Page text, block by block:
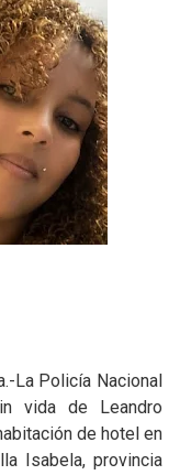
La Policía Nacional
vida de Leandro
de hotel en
Isabela, provincia